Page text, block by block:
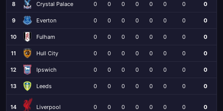
8 Crystal Palace 0 0 0 0 0 0 0 0
9 Everton 0 0 0 0 0 0 0 0
10 Fulham 0 0 0 0 0 0 0 0
11 Hull City 0 0 0 0 0 0 0 0
12 Ipswich 0 0 0 0 0 0 0 0
13 Leeds 0 0 0 0 0 0 0 0
14 Liverpool 0 0 0 0 0 0 0 0